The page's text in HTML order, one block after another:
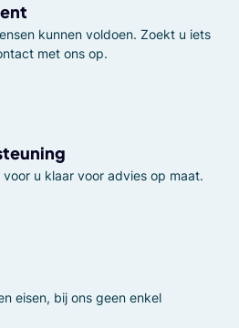
kunnen voldoen. Zoekt u iets
met ons op.
u klaar voor advies op maat.
eisen, bij ons geen enkel